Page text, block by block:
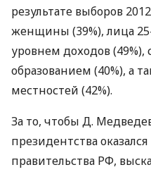
результате выборов
женщины (39%), лица
уровнем доходов
образованием (40%), а
местностей (42%).
За то, чтобы Д.
президентства
правительства РФ,